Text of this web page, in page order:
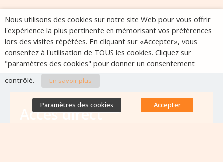
Accès direct
Nous utilisons des cookies sur notre site Web pour vous offrir
l'expérience la plus pertinente en mémorisant vos préférences
lors des visites répétées. En cliquant sur «Accepter», vous
consentez à l'utilisation de TOUS les cookies. Cliquez sur
"paramètres des cookies" pour donner un consentement
contrôlé.
En savoir plus
Paramètres des cookies Accepter